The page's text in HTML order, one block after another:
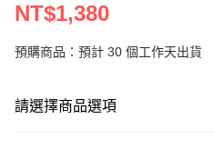
NT$1,380
預購商品：預計 30 個工作天出貨
請選擇商品選項